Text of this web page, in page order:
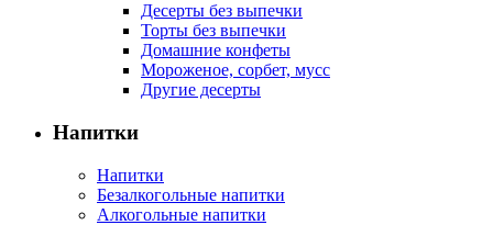
Десерты без выпечки
Торты без выпечки
Домашние конфеты
Мороженое, сорбет, мусс
Другие десерты
Напитки
Напитки
Безалкогольные напитки
Алкогольные напитки